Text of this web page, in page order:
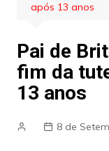
após 13 anos
Pai de
fim da
13 anos
8 de